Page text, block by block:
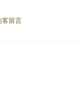
客留言